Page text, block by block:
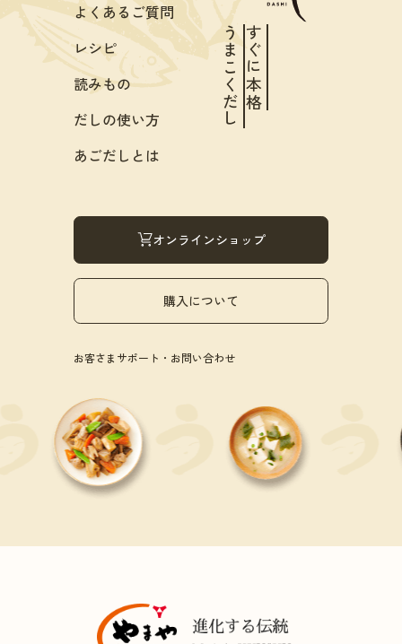
すぐに本格
うまこくだし
よくあるご質問
レシピ
読みもの
だしの使い方
あごだしとは
オンラインショップ
購入について
お客さまサポート・お問い合わせ